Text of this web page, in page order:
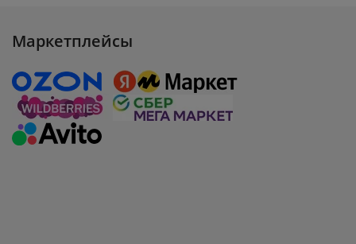
Маркетплейсы